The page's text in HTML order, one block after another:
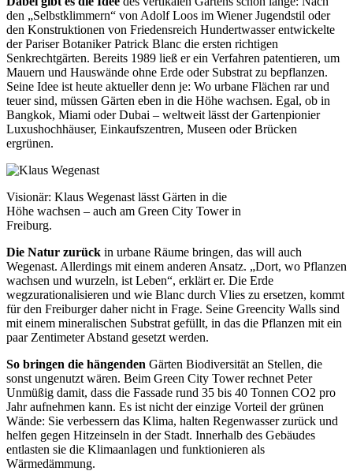
den „Selbstklimmern“ von Adolf Loos im Wiener Jugendstil oder
den Konstruktionen von Friedensreich Hundertwasser entwickelte
der Pariser Botaniker Patrick Blanc die ersten richtigen
Senkrechtgärten. Bereits 1989 ließ er ein Verfahren patentieren, um
Mauern und Hauswände ohne Erde oder Substrat zu bepflanzen.
Seine Idee ist heute aktueller denn je: Wo urbane Flächen rar und
teuer sind, müssen Gärten eben in die Höhe wachsen. Egal, ob in
Bangkok, Miami oder Dubai – weltweit lässt der Gartenpionier
Luxushochhäuser, Einkaufszentren, Museen oder Brücken
ergrünen.
Visionär: Klaus Wegenast lässt Gärten in die
Höhe wachsen – auch am Green City Tower in
Freiburg.
Die Natur zurück in urbane Räume bringen, das will auch
Wegenast. Allerdings mit einem anderen Ansatz. „Dort, wo Pflanzen
wachsen und wurzeln, ist Leben“, erklärt er. Die Erde
wegzurationalisieren und wie Blanc durch Vlies zu ersetzen, kommt
für den Freiburger daher nicht in Frage. Seine Greencity Walls sind
mit einem mineralischen Substrat gefüllt, in das die Pflanzen mit ein
paar Zentimeter Abstand gesetzt werden.
So bringen die hängenden Gärten Biodiversität an Stellen, die
sonst ungenutzt wären. Beim Green City Tower rechnet Peter
Unmüßig damit, dass die Fassade rund 35 bis 40 Tonnen CO2 pro
Jahr aufnehmen kann. Es ist nicht der einzige Vorteil der grünen
Wände: Sie verbessern das Klima, halten Regenwasser zurück und
helfen gegen Hitzeinseln in der Stadt. Innerhalb des Gebäudes
entlasten sie die Klimaanlagen und funktionieren als
Wärmedämmung.